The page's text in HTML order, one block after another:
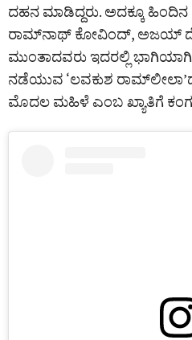
ದಹನ ಮಾಡಿದ್ದರು. ಅದಕ್ಕೂ
ರಾಮ್‌ನಾಥ್​ ಕೋವಿಂದ್​, ಅಜಯ್​
ಮುಂತಾದವರು ಇದರಲ್ಲಿ
ನಡೆಯುವ ‘ಲವಕುಶ
ಮೊದಲ ಮಹಿಳೆ ಎಂಬ ಖ್ಯಾತಿಗೆ ಕಂಗನಾ